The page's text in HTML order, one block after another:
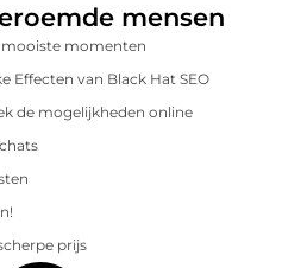
mensen
momenten
Effecten van Black Hat SEO
de mogelijkheden online
prijs